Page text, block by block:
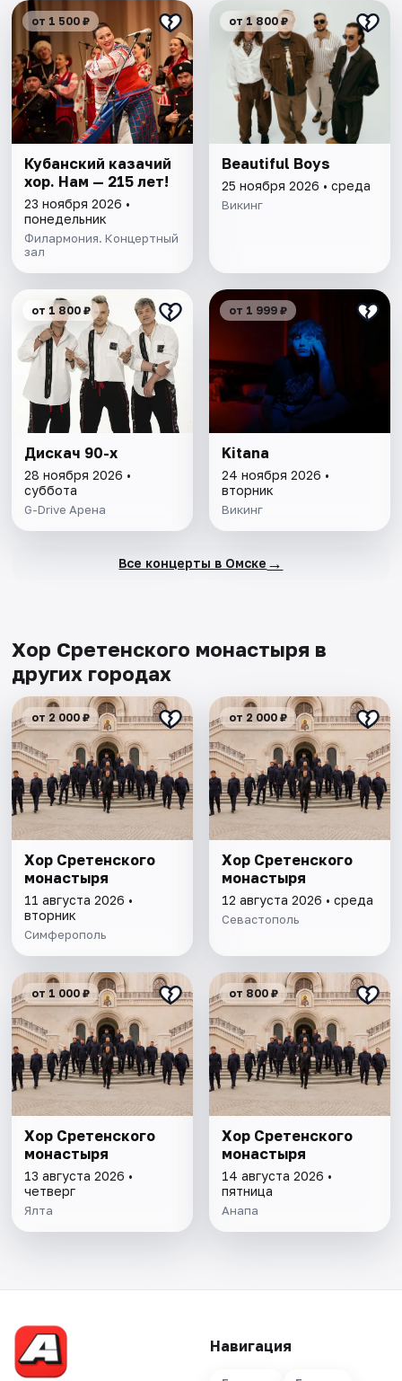
от 1 500 ₽
Кубанский казачий
хор. Нам — 215 лет!
23 ноября 2026 •
понедельник
Филармония. Концертный
зал
от 1 800 ₽
Beautiful Boys
25 ноября 2026 • среда
Викинг
от 1 800 ₽
Дискач 90-х
28 ноября 2026 •
суббота
G-Drive Арена
от 1 999 ₽
Kitana
24 ноября 2026 •
вторник
Викинг
Все концерты в Омске →
Хор Сретенского монастыря в
других городах
от 2 000 ₽
Хор Сретенского
монастыря
11 августа 2026 •
вторник
Симферополь
от 2 000 ₽
Хор Сретенского
монастыря
12 августа 2026 • среда
Севастополь
от 1 000 ₽
Хор Сретенского
монастыря
13 августа 2026 •
четверг
Ялта
от 800 ₽
Хор Сретенского
монастыря
14 августа 2026 •
пятница
Анапа
Навигация